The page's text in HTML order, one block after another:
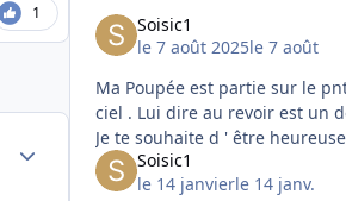
1
Author stats
Soisic1
le 7 août 2025le 7 août
Ma Poupée est partie sur le
ciel . Lui dire au revoir est un
Je te souhaite d ' être
chérie sur ta nouvelle planète ,
pour tout le
Soisic1
le 14 janvierle 14 janv.